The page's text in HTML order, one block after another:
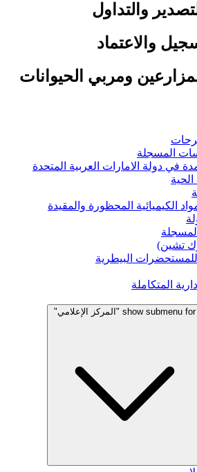
والتداول
والاعتماد
ومربي الحيوانات
المسجلة
في دولة الامارات العربية المتحدة
الحية
الكيميائية المحظورة والمقيدة
تشين)
للمستحضرات البيطرية
المتكاملة
show submenu for "المركز الإعلامي"